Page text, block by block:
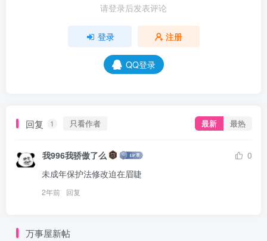
请登录后发表评论
登录 注册
QQ登录
回复 1 只看作者 最新 最热
我996我骄傲了么
0
未成年保护法修改迫在眉睫
2年前 回复
万事屋新帖